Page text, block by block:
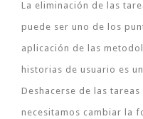
La eliminación de las
puede ser uno de los
aplicación de las
historias de usuario es
Deshacerse de las
necesitamos cambiar la